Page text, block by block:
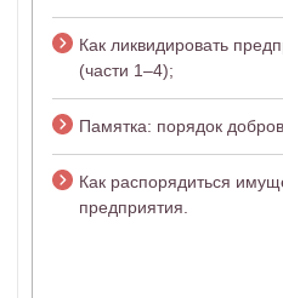
Как ликвидировать
(части 1–4);
Памятка: порядок
Как распорядиться
предприятия.